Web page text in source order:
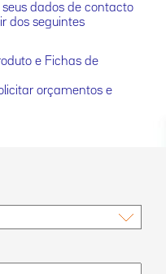
seus dados de contacto
dos seguintes
e Fichas de
orçamentos e